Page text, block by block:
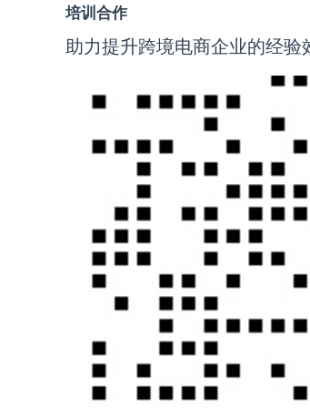
培训合作
助力提升跨境电商企业的经验